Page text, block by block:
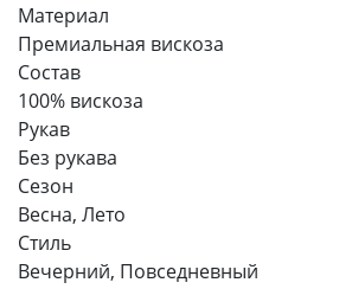
Материал
Премиальная вискоза
Состав
100% вискоза
Рукав
Без рукава
Сезон
Весна, Лето
Стиль
Вечерний, Повседневный